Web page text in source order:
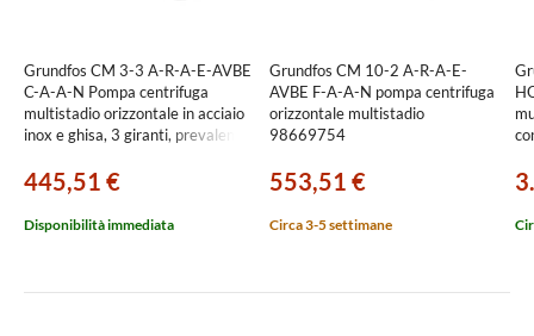
Grundfos CM 3-3 A-R-A-E-AVBE
C-A-A-N Pompa centrifuga
multistadio orizzontale in acciaio
inox e ghisa, 3 giranti, prevalenza
445,51 €
Disponibilità immediata
Grundfos CM 10-2 A-R-A-E-
AVBE F-A-A-N pompa centrifuga
orizzontale multistadio
98669754
553,51 €
Circa 3-5 settimane